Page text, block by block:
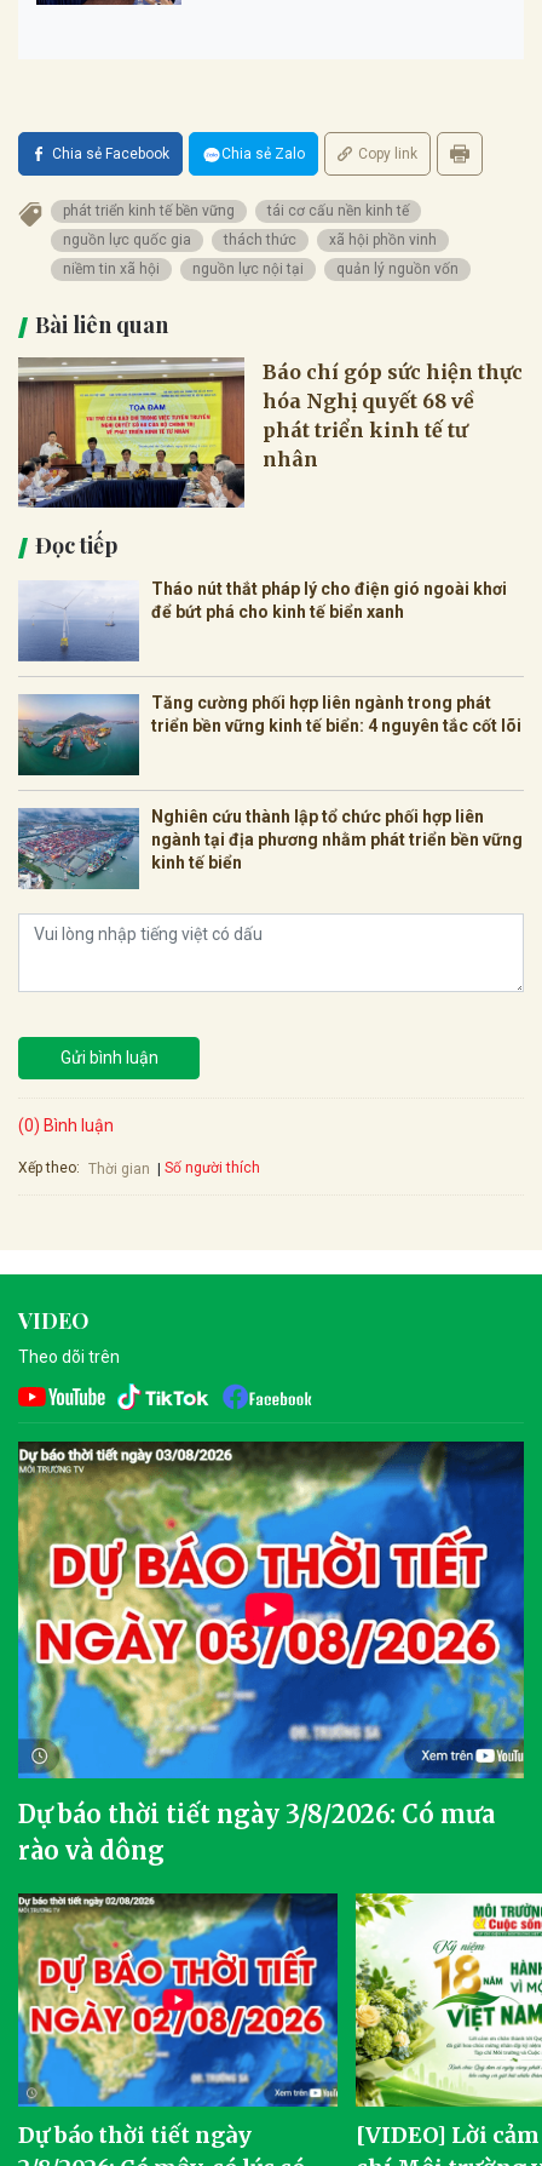
Chia sẻ Facebook Chia sẻ Zalo Copy link
phát triển kinh tế bền vững
tái cơ cấu nền kinh tế
nguồn lực quốc gia
thách thức
xã hội phồn vinh
niềm tin xã hội
nguồn lực nội tại quản lý nguồn vốn
Bài liên quan
Báo chí góp sức hiện thực
hóa Nghị quyết 68 về
phát triển kinh tế tư
nhân
Đọc tiếp
Tháo nút thắt pháp lý cho điện gió ngoài khơi
để bứt phá cho kinh tế biển xanh
Tăng cường phối hợp liên ngành trong phát
triển bền vững kinh tế biển: 4 nguyên tắc cốt lõi
Nghiên cứu thành lập tổ chức phối hợp liên
ngành tại địa phương nhằm phát triển bền vững
kinh tế biển
Gửi bình luận
(0) Bình luận
Xếp theo: Thời gian Số người thích
VIDEO
Theo dõi trên
Dự báo thời tiết ngày 3/8/2026: Có mưa
rào và dông
Dự báo thời tiết ngày
[VIDEO] Lời